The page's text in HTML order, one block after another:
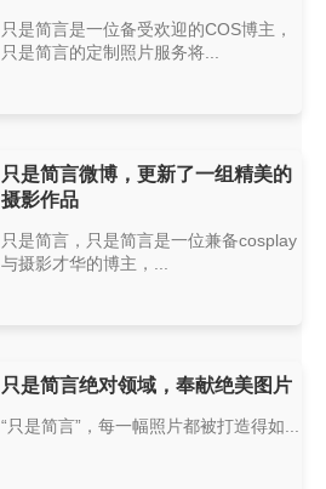
只是简言是一位备受欢迎的COS博主，
只是简言的定制照片服务将...
只是简言微博，更新了一组精美的
摄影作品
只是简言，只是简言是一位兼备cosplay
与摄影才华的博主，...
只是简言绝对领域，奉献绝美图片
“只是简言”，每一幅照片都被打造得如...